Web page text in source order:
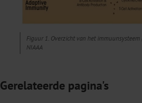
Figuur 1. Overzicht van het
NIAAA
Gerelateerde pagina's